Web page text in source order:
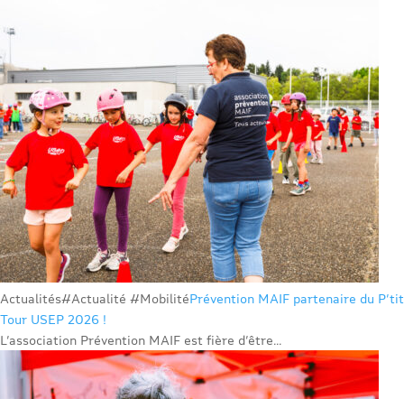
Actualités#Actualité #MobilitéPrévention MAIF partenaire du P’tit
Tour USEP 2026 !
L’association Prévention MAIF est fière d’être...